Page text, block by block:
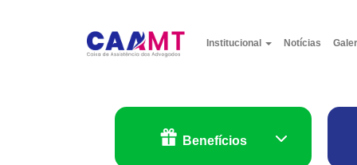
Institucional Notícias
Benefícios